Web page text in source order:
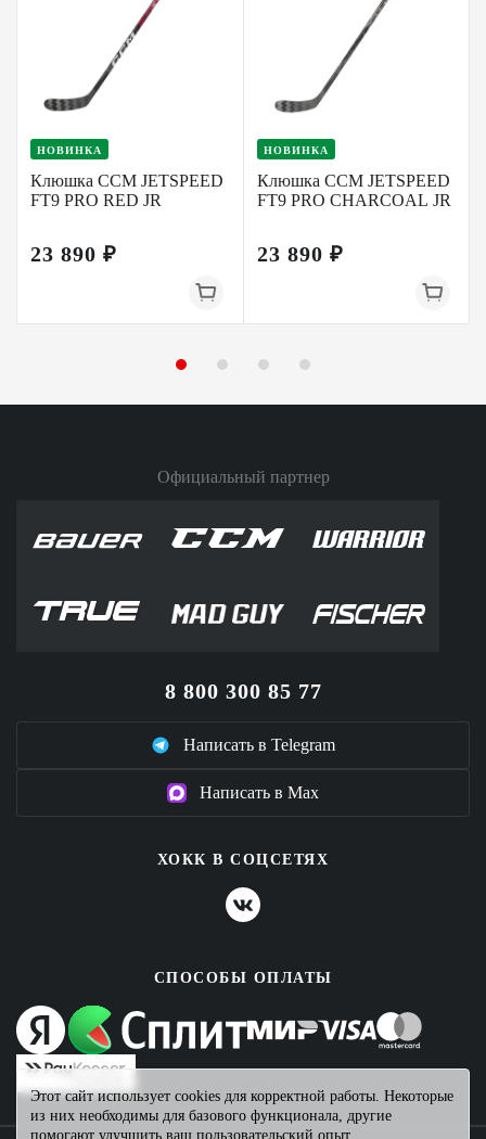
НОВИНКА
Клюшка CCM JETSPEED
FT9 PRO RED JR
23 890 ₽
НОВИНКА
Клюшка CCM JETSPEED
FT9 PRO CHARCOAL JR
23 890 ₽
Официальный партнер
8 800 300 85 77
Написать в Telegram
Написать в Max
ХОКК В СОЦСЕТЯХ
СПОСОБЫ ОПЛАТЫ
Этот сайт использует cookies для корректной работы. Некоторые
из них необходимы для базового функционала, другие
помогают улучшить ваш пользовательский опыт.